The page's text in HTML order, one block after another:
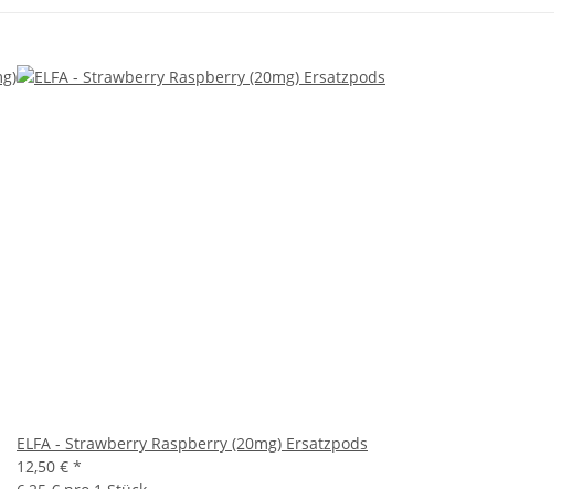
ELFA - Strawberry Raspberry (20mg) Ersatzpods
12,50 € *